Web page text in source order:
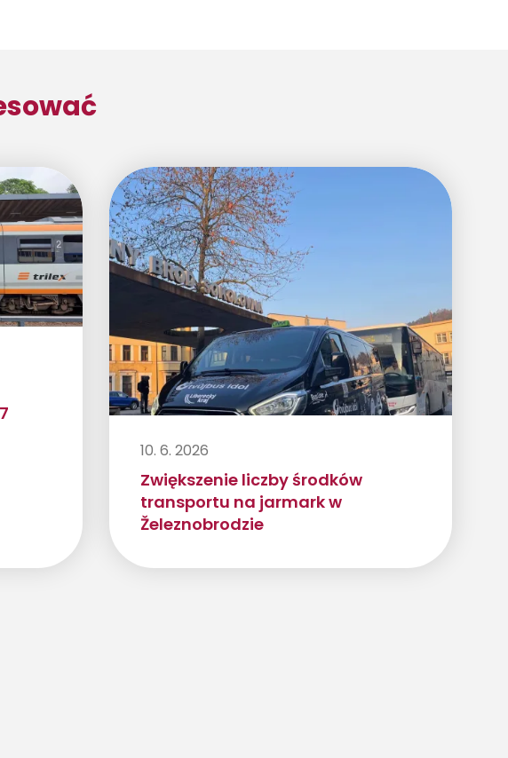
10. 6. 2026
Zwiększenie liczby środków
transportu na jarmark w
Železnobrodzie